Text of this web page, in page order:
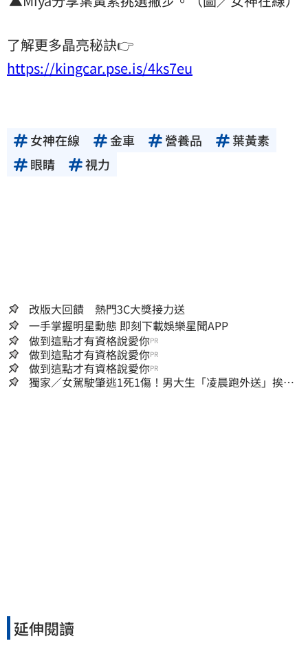
了解更多晶亮秘訣👉
https://kingcar.pse.is/4ks7eu
女神在線 金車 營養品
葉黃素
眼睛
視力
改版大回饋 熱門3C大獎接力送
一手掌握明星動態 即刻下載娛樂星聞APP
做到這點才有資格說愛你PR
做到這點才有資格說愛你PR
做到這點才有資格說愛你PR
獨家／女駕駛肇逃1死1傷！男大生「凌晨跑外送」挨
延伸閱讀